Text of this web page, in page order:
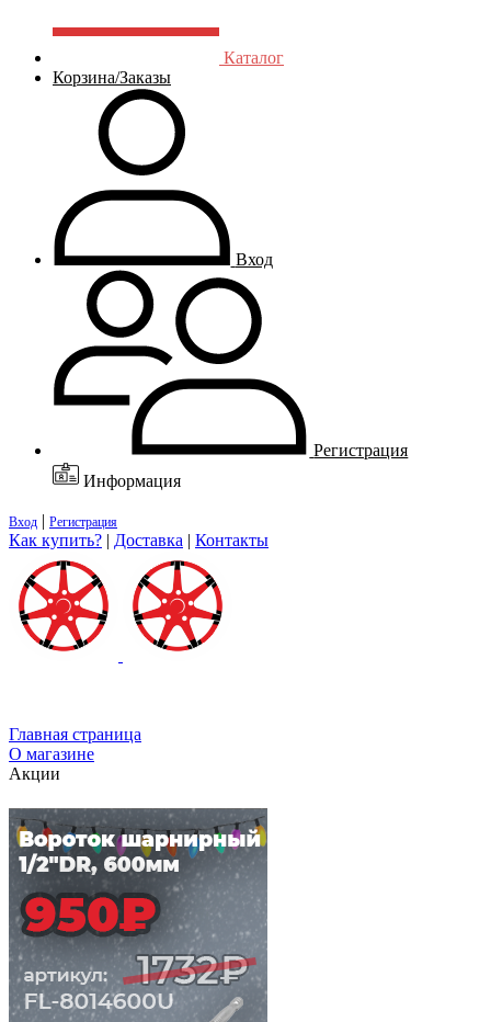
Каталог
Корзина/Заказы
Вход
Регистрация
Информация
Вход | Регистрация
Как купить? | Доставка | Контакты
Главная страница
О магазине
Акции